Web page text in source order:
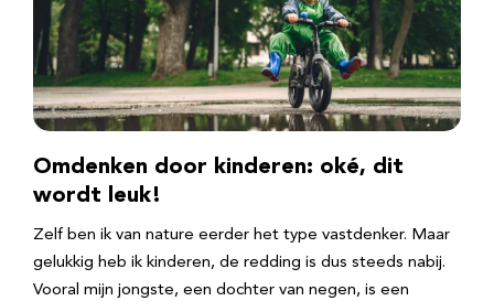
Omdenken door kinderen: oké, dit
wordt leuk!
Zelf ben ik van nature eerder het type vastdenker. Maar
gelukkig heb ik kinderen, de redding is dus steeds nabij.
Vooral mijn jongste, een dochter van negen, is een